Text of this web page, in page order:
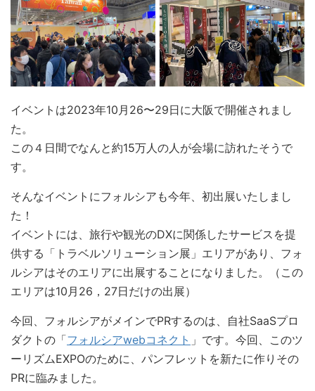
イベントは2023年10月26〜29日に大阪で開催されまし
た。
この４日間でなんと約15万人の人が会場に訪れたそうで
す。
そんなイベントにフォルシアも今年、初出展いたしまし
た！
イベントには、旅行や観光のDXに関係したサービスを提
供する「トラベルソリューション展」エリアがあり、フォ
ルシアはそのエリアに出展することになりました。（この
エリアは10月26，27日だけの出展）
今回、フォルシアがメインでPRするのは、自社SaaSプロ
ダクトの「フォルシアwebコネクト 」です。今回、このツ
ーリズムEXPOのために、パンフレットを新たに作りその
PRに臨みました。